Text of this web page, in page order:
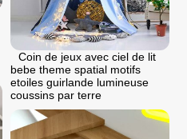
Coin de jeux avec ciel de lit
bebe theme spatial motifs
etoiles guirlande lumineuse
coussins par terre